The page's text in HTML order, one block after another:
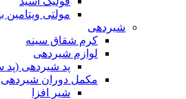
مولتی ویتامین بارداری
کرم شقاق سینه
لوازم شیردهی
پد شیردهی (پد سینه)
مکمل دوران شیردهی